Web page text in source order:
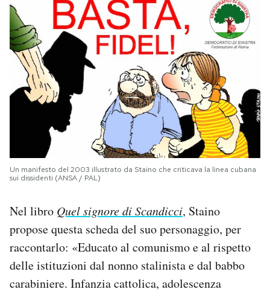
Un manifesto del 2003 illustrato da Staino che criticava la linea cubana
sui dissidenti (ANSA / PAL)
Nel libro Quel signore di Scandicci, Staino
propose questa scheda del suo personaggio, per
raccontarlo: «Educato al comunismo e al rispetto
delle istituzioni dal nonno stalinista e dal babbo
carabiniere. Infanzia cattolica, adolescenza